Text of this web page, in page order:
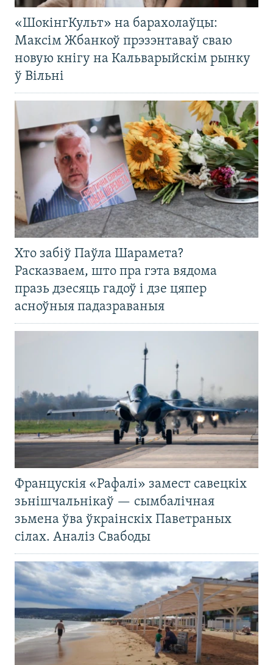
«ШокінгКульт» на барахолаўцы:
Максім Жбанкоў прэзэнтаваў сваю
новую кнігу на Кальварыйскім рынку
ў Вільні
Хто забіў Паўла Шарамета?
Расказваем, што пра гэта вядома
празь дзесяць гадоў і дзе цяпер
асноўныя падазраваныя
Францускія «Рафалі» замест савецкіх
зьнішчальнікаў — сымбалічная
зьмена ўва ўкраінскіх Паветраных
сілах. Аналіз Свабоды